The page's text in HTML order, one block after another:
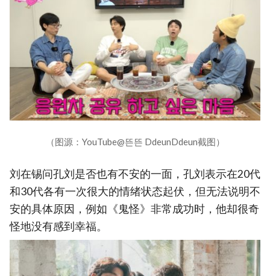
（图源：YouTube@뜬뜬 DdeunDdeun截图）
刘在锡问孔刘是否也有不安的一面，孔刘表示在20代
和30代各有一次很大的情绪状态起伏，但无法说明不
安的具体原因，例如《鬼怪》非常成功时，他却很奇
怪地没有感到幸福。